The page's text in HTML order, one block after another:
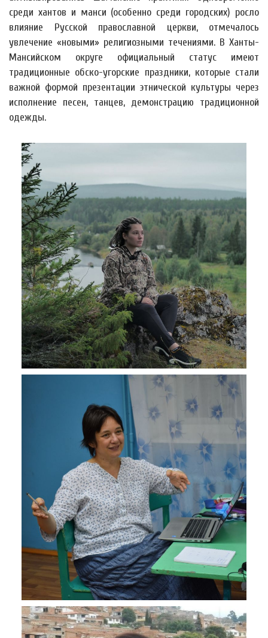
среди хантов и манси (особенно среди городских) росло
влияние Русской православной церкви, отмечалось
увлечение «новыми» религиозными течениями. В Ханты-
Мансийском округе официальный статус имеют
традиционные обско-угорские праздники, которые стали
важной формой презентации этнической культуры через
исполнение песен, танцев, демонстрацию традиционной
одежды.